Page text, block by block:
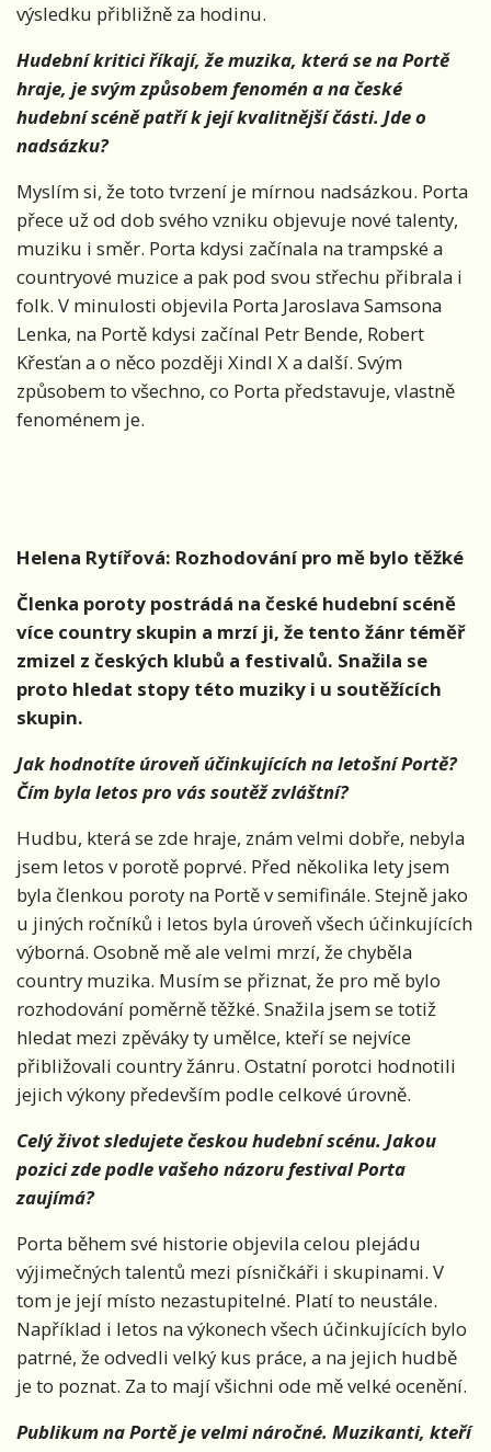
výsledku přibližně za hodinu.
Hudební kritici říkají, že muzika, která se na Portě
hraje, je svým způsobem fenomén a na české
hudební scéně patří k její kvalitnější části. Jde o
nadsázku?
Myslím si, že toto tvrzení je mírnou nadsázkou. Porta
přece už od dob svého vzniku objevuje nové talenty,
muziku i směr. Porta kdysi začínala na trampské a
countryové muzice a pak pod svou střechu přibrala i
folk. V minulosti objevila Porta Jaroslava Samsona
Lenka, na Portě kdysi začínal Petr Bende, Robert
Křesťan a o něco později Xindl X a další. Svým
způsobem to všechno, co Porta představuje, vlastně
fenoménem je.
Helena Rytířová: Rozhodování pro mě bylo těžké
Členka poroty postrádá na české hudební scéně
více country skupin a mrzí ji, že tento žánr téměř
zmizel z českých klubů a festivalů. Snažila se
proto hledat stopy této muziky i u soutěžících
skupin.
Jak hodnotíte úroveň účinkujících na letošní Portě?
Čím byla letos pro vás soutěž zvláštní?
Hudbu, která se zde hraje, znám velmi dobře, nebyla
jsem letos v porotě poprvé. Před několika lety jsem
byla členkou poroty na Portě v semifinále. Stejně jako
u jiných ročníků i letos byla úroveň všech účinkujících
výborná. Osobně mě ale velmi mrzí, že chyběla
country muzika. Musím se přiznat, že pro mě bylo
rozhodování poměrně těžké. Snažila jsem se totiž
hledat mezi zpěváky ty umělce, kteří se nejvíce
přibližovali country žánru. Ostatní porotci hodnotili
jejich výkony především podle celkové úrovně.
Celý život sledujete českou hudební scénu. Jakou
pozici zde podle vašeho názoru festival Porta
zaujímá?
Porta během své historie objevila celou plejádu
výjimečných talentů mezi písničkáři i skupinami. V
tom je její místo nezastupitelné. Platí to neustále.
Například i letos na výkonech všech účinkujících bylo
patrné, že odvedli velký kus práce, a na jejich hudbě
je to poznat. Za to mají všichni ode mě velké ocenění.
Publikum na Portě je velmi náročné. Muzikanti, kteří